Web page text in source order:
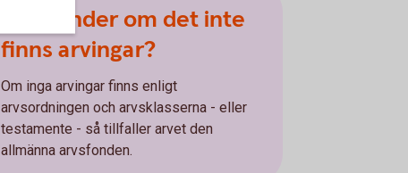
Vad händer om det inte
finns arvingar?
Om inga arvingar finns enligt
arvsordningen och arvsklasserna - eller
testamente - så tillfaller arvet den
allmänna arvsfonden.